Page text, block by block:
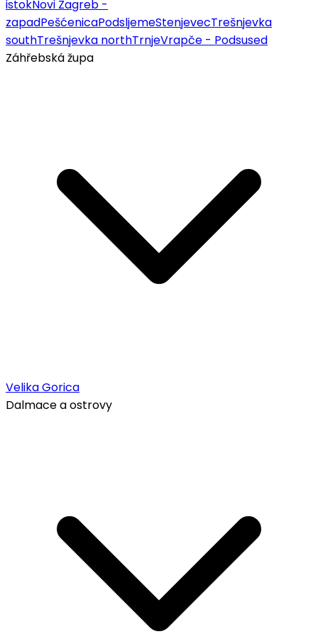
istokNovi Zagreb -
zapadPešćenicaPodsljemeStenjevecTrešnjevka
southTrešnjevka northTrnjeVrapče - Podsused
Záhřebská župa
Velika Gorica
Dalmace a ostrovy